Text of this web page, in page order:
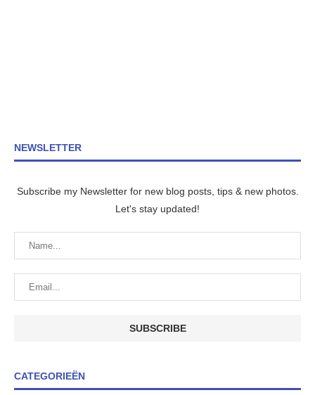
NEWSLETTER
Subscribe my Newsletter for new blog posts, tips & new photos.
Let's stay updated!
CATEGORIEËN